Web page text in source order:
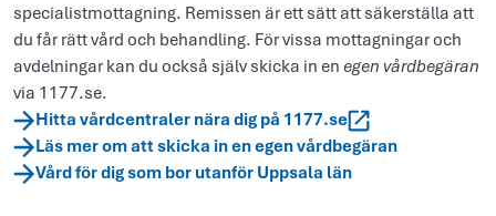
specialistmottagning. Remissen är ett sätt att säkerställa att
du får rätt vård och behandling. För vissa mottagningar och
avdelningar kan du också själv skicka in en egen vårdbegäran
via 1177.se.
Hitta vårdcentraler nära dig på 1177.se
Läs mer om att skicka in en egen vårdbegäran
Vård för dig som bor utanför Uppsala län